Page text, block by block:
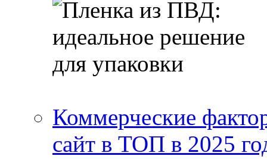
Коммерческие
сайт в ТОП в 2025